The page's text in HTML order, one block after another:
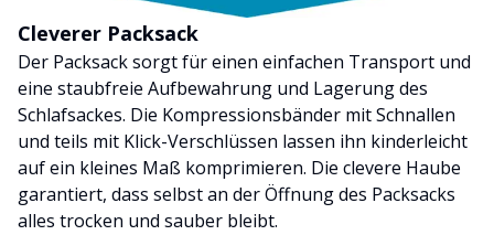
Cleverer Packsack
Der Packsack sorgt für einen einfachen Transport und
eine staubfreie Aufbewahrung und Lagerung des
Schlafsackes. Die Kompressionsbänder mit Schnallen
und teils mit Klick-Verschlüssen lassen ihn kinderleicht
auf ein kleines Maß komprimieren. Die clevere Haube
garantiert, dass selbst an der Öffnung des Packsacks
alles trocken und sauber bleibt.